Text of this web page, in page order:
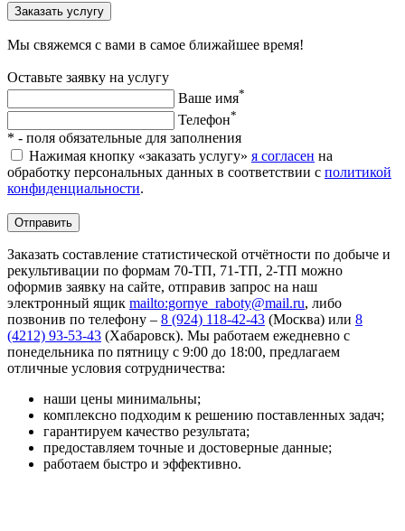
Заказать услугу
Мы свяжемся с вами в самое ближайшее время!
Оставьте заявку на услугу
Ваше имя*
Телефон*
* - поля обязательные для заполнения
Нажимая кнопку «заказать услугу» я согласен на
обработку персональных данных в соответствии с политикой
конфиденциальности.
Отправить
Заказать составление статистической отчётности по добыче и
рекультивации по формам 70-ТП, 71-ТП, 2-ТП можно
оформив заявку на сайте, отправив запрос на наш
электронный ящик mailto:gornye_raboty@mail.ru, либо
позвонив по телефону – 8 (924) 118-42-43 (Москва) или 8
(4212) 93-53-43 (Хабаровск). Мы работаем ежедневно с
понедельника по пятницу с 9:00 до 18:00, предлагаем
отличные условия сотрудничества:
наши цены минимальны;
комплексно подходим к решению поставленных задач;
гарантируем качество результата;
предоставляем точные и достоверные данные;
работаем быстро и эффективно.